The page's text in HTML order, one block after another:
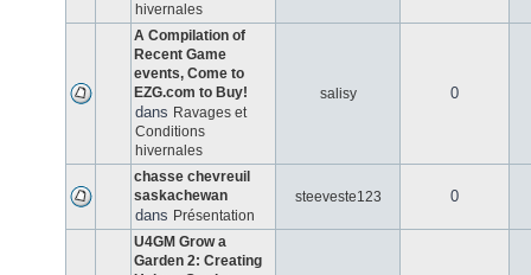
hivernales
A Compilation of
Recent Game
events, Come to
EZG.com to Buy!
dans Ravages et
Conditions
hivernales
salisy 0
chasse chevreuil
saskachewan
dans Présentation
steeveste123 0
U4GM Grow a
Garden 2: Creating